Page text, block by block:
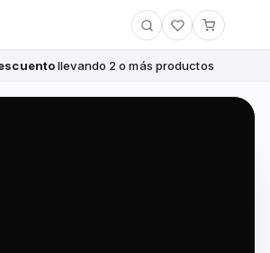
llevando 2 o más productos